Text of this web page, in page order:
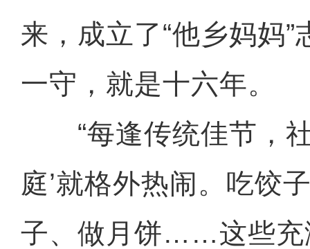
来，成立了“他乡妈妈
一守，就是十六年。
“每逢传统佳节，社
庭’就格外热闹。吃饺
子、做月饼……这些充